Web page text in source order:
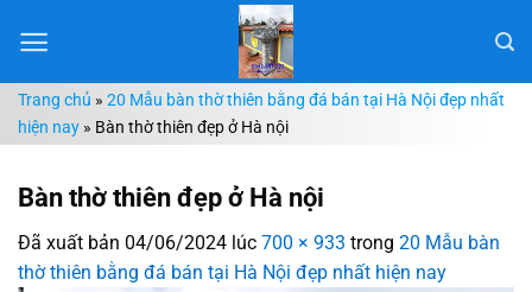
đến
dungTrang chủ » 20 Mẫu bàn thờ thiên bằng đá bán tại Hà Nội đẹp nhất
hiện nay » Bàn thờ thiên đẹp ở Hà nội
Bàn thờ thiên đẹp ở Hà nội
Đã xuất bản 04/06/2024 lúc 700 × 933 trong 20 Mẫu bàn
thờ thiên bằng đá bán tại Hà Nội đẹp nhất hiện nay